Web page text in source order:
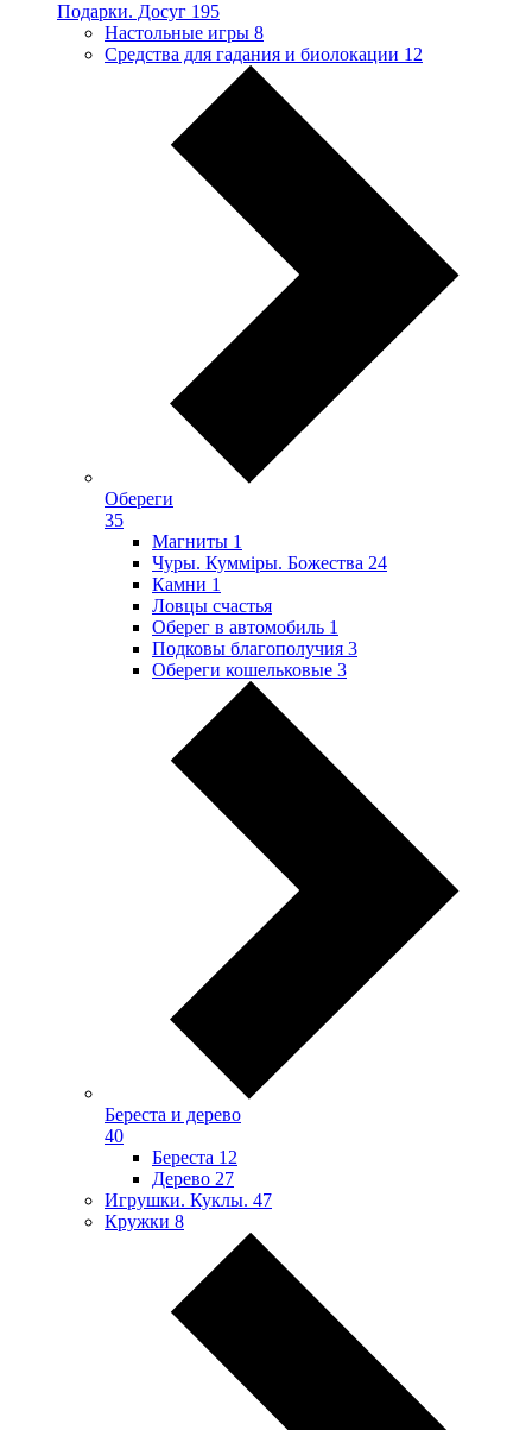
Подарки. Досуг 195
Настольные игры 8
Средства для гадания и биолокации 12
Обереги
35
Магниты 1
Чуры. Куммiры. Божества 24
Камни 1
Ловцы счастья
Оберег в автомобиль 1
Подковы благополучия 3
Обереги кошельковые 3
Береста и дерево
40
Береста 12
Дерево 27
Игрушки. Куклы. 47
Кружки 8